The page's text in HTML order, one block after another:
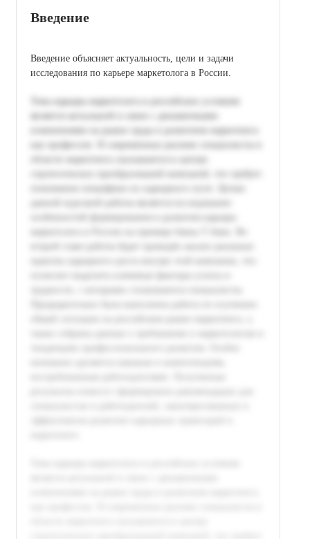
Введение
Введение объясняет актуальность, цели и задачи
исследования по карьере маркетолога в России.